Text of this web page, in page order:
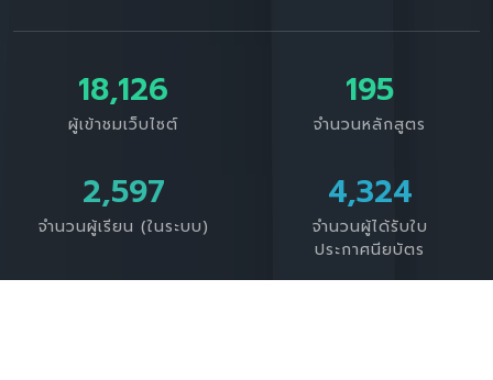
18,126
ผู้เข้าชมเว็บไซต์
195
จำนวนหลักสูตร
3,388
จำนวนผู้เรียน (ในระบบ)
4,324
จำนวนผู้ได้รับใบ
ประกาศนียบัตร